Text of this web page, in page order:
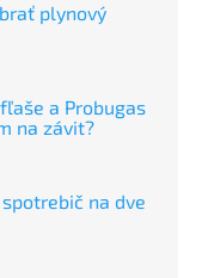
plynový
a Probugas
na závit?
na dve